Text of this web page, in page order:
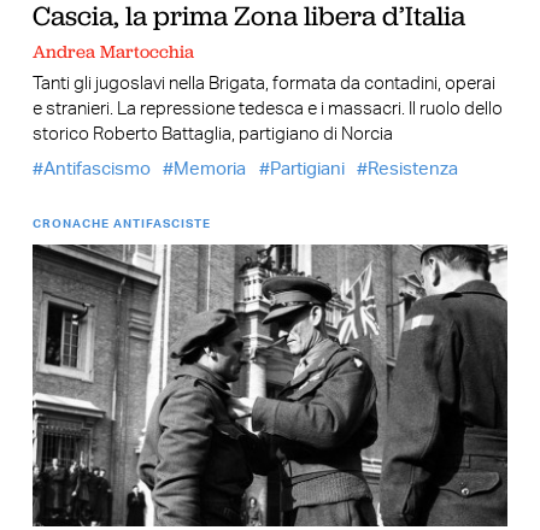
Cascia, la prima Zona libera d’Italia
Andrea Martocchia
Tanti gli jugoslavi nella Brigata, formata da contadini, operai
e stranieri. La repressione tedesca e i massacri. Il ruolo dello
storico Roberto Battaglia, partigiano di Norcia
Antifascismo
Memoria Partigiani Resistenza
CRONACHE ANTIFASCISTE